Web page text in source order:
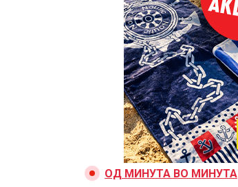
ОД МИНУТА ВО МИНУТА